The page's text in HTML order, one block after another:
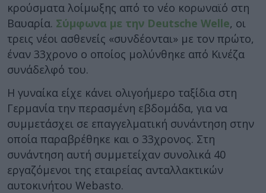
κρούσματα λοίμωξης από το νέο κορωναϊό στη
Βαυαρία. Σύμφωνα με την Deutsche Welle, οι
τρεις νέοι ασθενείς «συνδέονται» με τον πρώτο,
έναν 33χρονο ο οποίος μολύνθηκε από Κινέζα
συνάδελφό του.
Η γυναίκα είχε κάνει ολιγοήμερο ταξίδια στη
Γερμανία την περασμένη εβδομάδα, για να
συμμετάσχει σε επαγγελματική συνάντηση στην
οποία παραβρέθηκε και ο 33χρονος. Στη
συνάντηση αυτή συμμετείχαν συνολικά 40
εργαζόμενοι της εταιρείας ανταλλακτικών
αυτοκινήτου Webasto.